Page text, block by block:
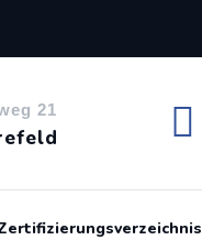
21 